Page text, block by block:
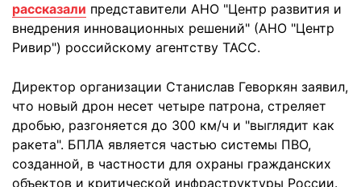
рассказали представители АНО "Центр развития и
внедрения инновационных решений" (АНО "Центр
Ривир") российскому агентству ТАСС.
Директор организации Станислав Геворкян заявил,
что новый дрон несет четыре патрона, стреляет
дробью, разгоняется до 300 км/ч и "выглядит как
ракета". БПЛА является частью системы ПВО,
созданной, в частности для охраны гражданских
объектов и критической инфраструктуры России.